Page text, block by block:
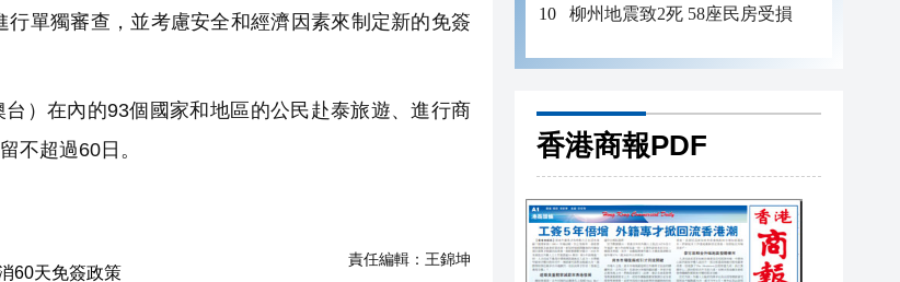
單獨審查，並考慮安全和經濟因素來制定新的免簽
）在內的93個國家和地區的公民赴泰旅遊、進行商
不超過60日。
責任編輯： 王錦坤
柳州地震致2死 58座民房受損
香港商報PDF